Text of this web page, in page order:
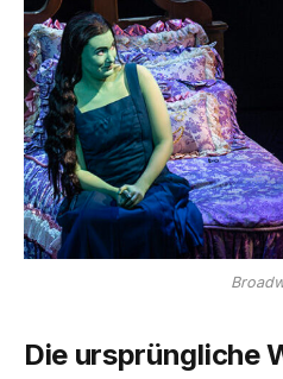
Die ursprüngliche